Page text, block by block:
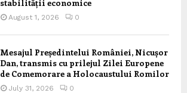
stabilității economice
August 1, 2026 0
Mesajul Președintelui României, Nicușor
Dan, transmis cu prilejul Zilei Europene
de Comemorare a Holocaustului Romilor
July 31, 2026 0